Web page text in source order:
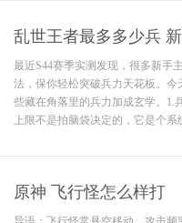
乱世王者最多多少兵
最近S44赛季实测发现，很多新手
法，保你轻松突破兵力天花板。
些藏在角落里的兵力加成玄学。1.
上限不是拍脑袋决定的，它是个
原神 飞行怪怎么样打